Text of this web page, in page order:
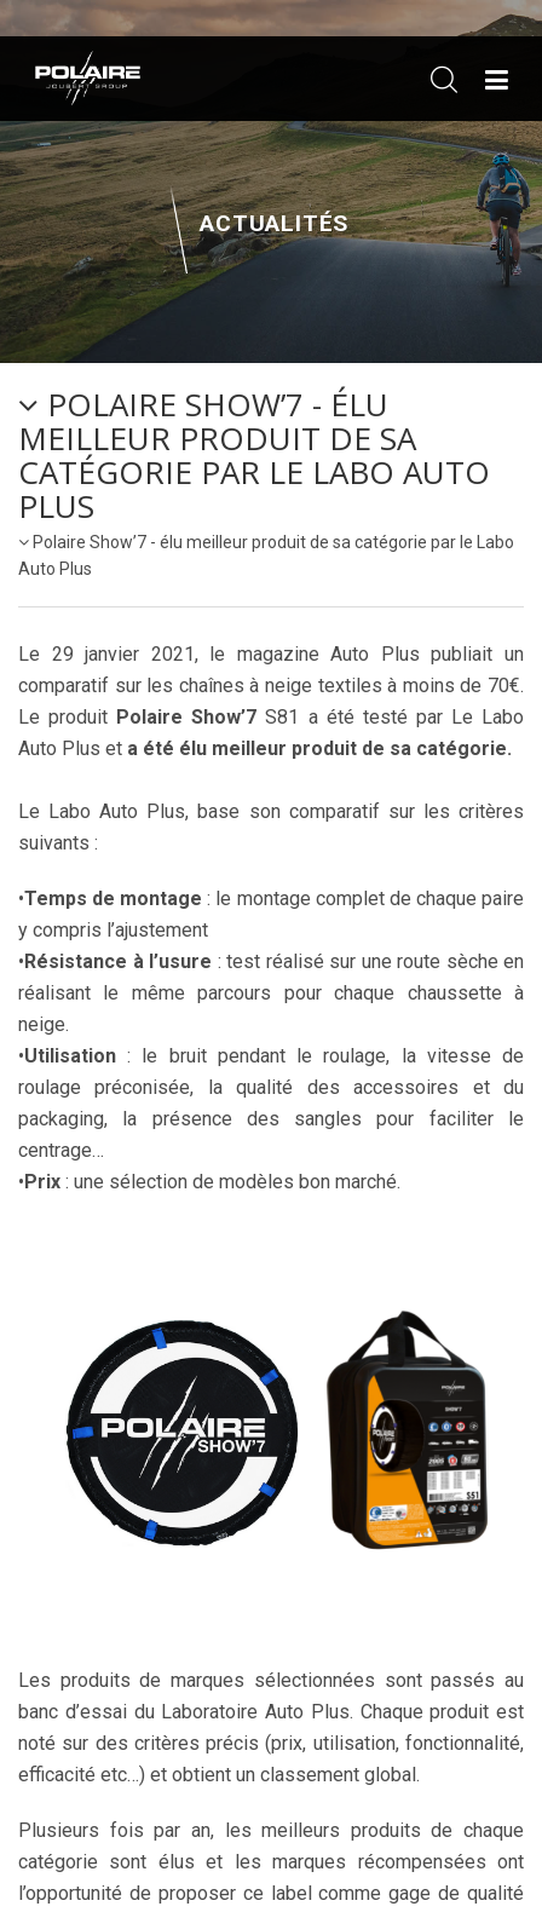
ACTUALITÉS
POLAIRE SHOW’7 - ÉLU
MEILLEUR PRODUIT DE SA
CATÉGORIE PAR LE LABO AUTO
PLUS
Polaire Show’7 - élu meilleur produit de sa catégorie par le Labo
Auto Plus
Le 29 janvier 2021, le magazine Auto Plus publiait un
comparatif sur les chaînes à neige textiles à moins de 70€.
Le produit Polaire Show’7 S81 a été testé par Le Labo
Auto Plus et a été élu meilleur produit de sa catégorie.
Le Labo Auto Plus, base son comparatif sur les critères
suivants :
•Temps de montage : le montage complet de chaque paire
y compris l’ajustement
•Résistance à l’usure : test réalisé sur une route sèche en
réalisant le même parcours pour chaque chaussette à
neige.
•Utilisation : le bruit pendant le roulage, la vitesse de
roulage préconisée, la qualité des accessoires et du
packaging, la présence des sangles pour faciliter le
centrage…
•Prix : une sélection de modèles bon marché.
Les produits de marques sélectionnées sont passés au
banc d’essai du Laboratoire Auto Plus. Chaque produit est
noté sur des critères précis (prix, utilisation, fonctionnalité,
efficacité etc…) et obtient un classement global.
Plusieurs fois par an, les meilleurs produits de chaque
catégorie sont élus et les marques récompensées ont
l’opportunité de proposer ce label comme gage de qualité